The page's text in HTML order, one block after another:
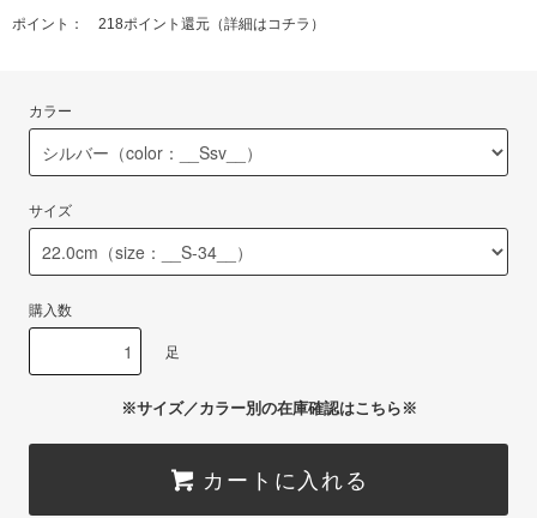
ポイント： 218ポイント還元（詳細はコチラ ）
カラー
サイズ
購入数
足
※サイズ／カラー別の在庫確認はこちら※
カートに入れる